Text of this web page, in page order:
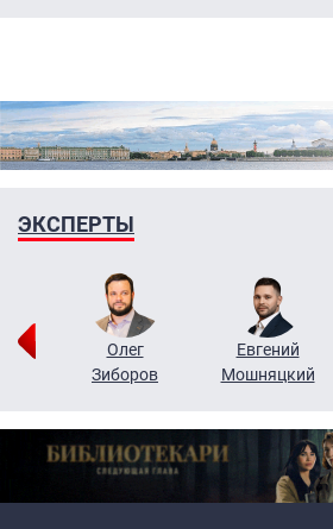
ЭКСПЕРТЫ
Олег
Зиборов
Евгений
Мошняцкий